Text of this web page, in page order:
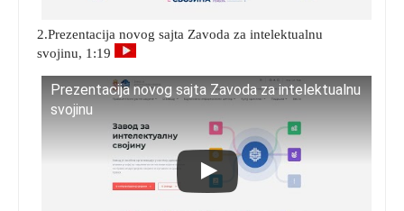
2.Prezentacija novog sajta Zavoda za intelektualnu
svojinu, 1:19
Prezentacija novog sajta Zavoda za intelektualnu
svojinu